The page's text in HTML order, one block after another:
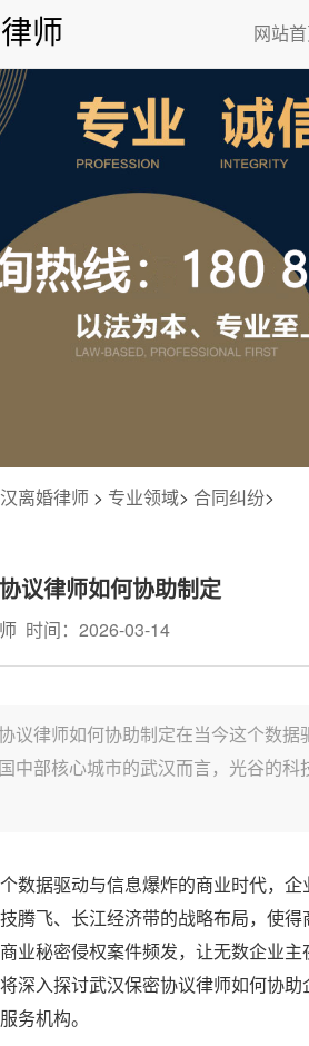
师 网站
离婚律师 > 专业领域> 合同纠纷>
议律师如何协助制定
时间：2026-03-14
议律师如何协助制定在当今这个数
中部核心城市的武汉而言，光谷的
数据驱动与信息爆炸的商业时代，
腾飞、长江经济带的战略布局，使
业秘密侵权案件频发，让无数企业
深入探讨武汉保密协议律师如何协
务机构。